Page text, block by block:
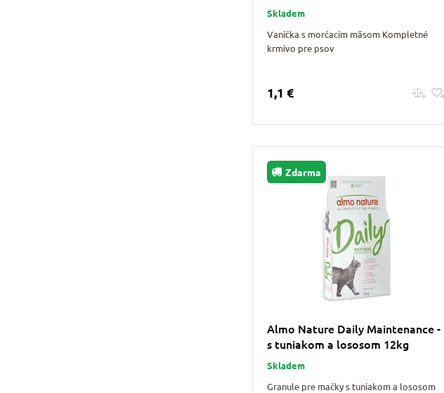
Skladem
Vanička s morčacím mäsom Kompletné
krmivo pre psov
1,1 €
Zdarma
Almo Nature Daily Maintenance -
s tuniakom a lososom 12kg
Skladem
Granule pre mačky s tuniakom a lososom